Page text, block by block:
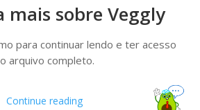
mais sobre Veggly
para continuar lendo e ter acesso
arquivo completo.
Continue reading